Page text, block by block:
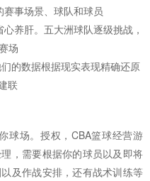
事场景、球队和球员
养肝。五大洲球队逐级挑战，
场
的数据根据现实表现精确还原
联
球场。授权，CBA篮球经营游
，需要根据你的球员以及即将
及作战安排，还有战术训练等